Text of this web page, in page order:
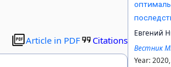
Article in PDF Citations
Евгений
Вестник
Year: